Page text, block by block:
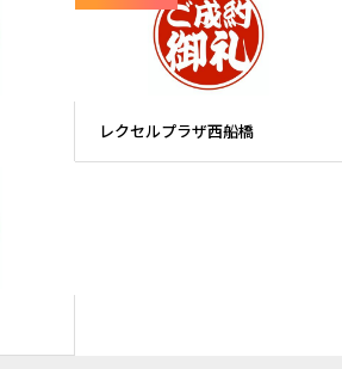
レクセルプラザ西船橋